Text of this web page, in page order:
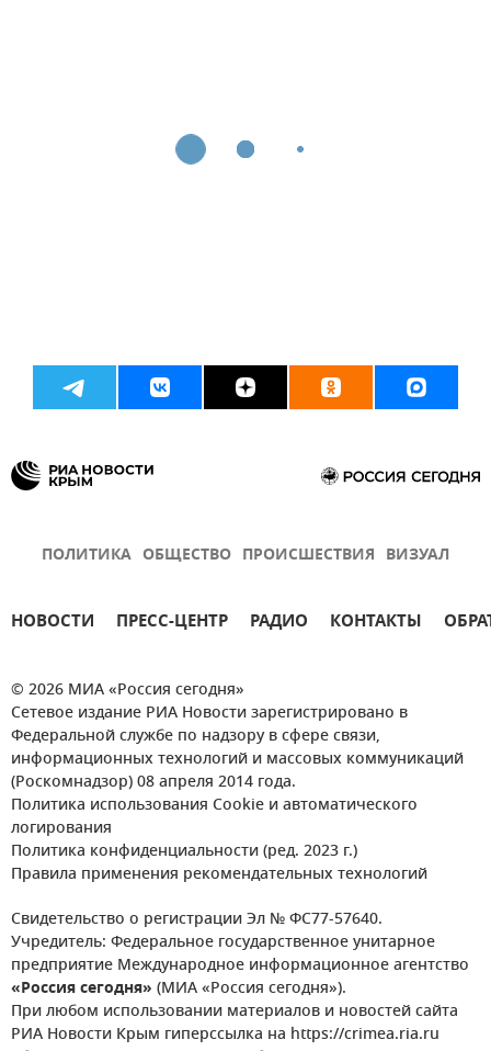
ПОЛИТИКА ОБЩЕСТВО ПРОИСШЕСТВИЯ ВИЗУАЛ
НОВОСТИ ПРЕСС-ЦЕНТР РАДИО КОНТАКТЫ
© 2026 МИА «Россия сегодня»
Сетевое издание РИА Новости зарегистрировано в
Федеральной службе по надзору в сфере связи,
информационных технологий и массовых коммуникаций
(Роскомнадзор) 08 апреля 2014 года.
Политика использования Cookie и автоматического
логирования
Политика конфиденциальности (ред. 2023 г.)
Правила применения рекомендательных технологий
Свидетельство о регистрации Эл № ФС77-57640.
Учредитель: Федеральное государственное унитарное
предприятие Международное информационное агентство
«Россия сегодня» (МИА «Россия сегодня»).
При любом использовании материалов и новостей сайта
РИА Новости Крым гиперссылка на https://crimea.ria.ru